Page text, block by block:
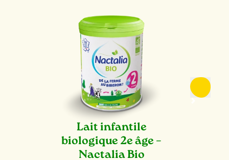
Lait infantile
biologique 2e âge –
Nactalia Bio